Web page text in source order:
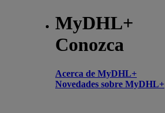
MyDHL+
Conozca
Acerca de MyDHL+
Novedades sobre MyDHL+